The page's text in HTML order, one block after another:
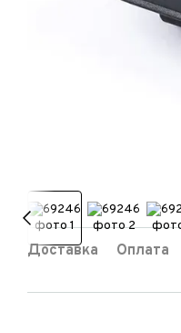
Доставка Оплата